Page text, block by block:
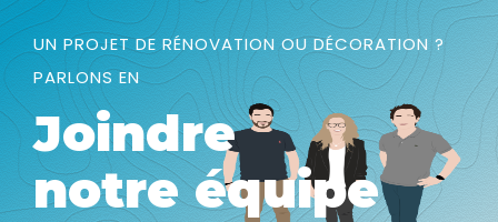
UN PROJET DE RÉNOVATION OU DÉCORATION ?
PARLONS EN
Joindre
notre équipe